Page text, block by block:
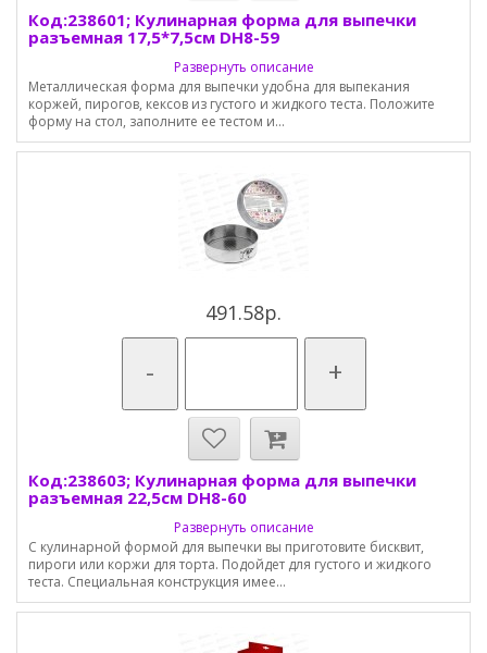
Код:238601; Кулинарная форма для выпечки
разъемная 17,5*7,5см DH8-59
Развернуть описание
Металлическая форма для выпечки удобна для выпекания
коржей, пирогов, кексов из густого и жидкого теста. Положите
форму на стол, заполните ее тестом и...
491.58р.
- +
Код:238603; Кулинарная форма для выпечки
разъемная 22,5см DH8-60
Развернуть описание
С кулинарной формой для выпечки вы приготовите бисквит,
пироги или коржи для торта. Подойдет для густого и жидкого
теста. Специальная конструкция имее...